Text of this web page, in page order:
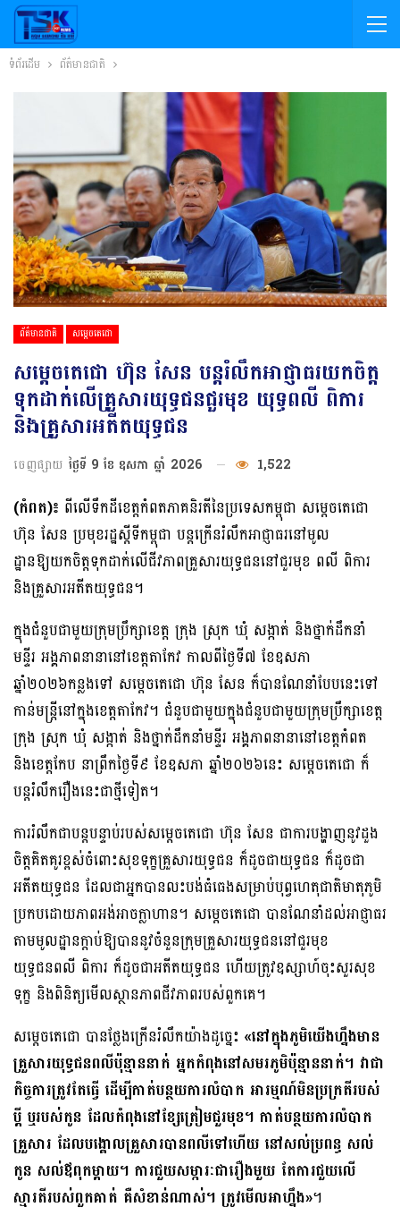
ទំព័រដើម ព័ត៌មានជាតិ
ព័ត៌មានជាតិ សម្តេចតេជោ
សម្តេចតេជោ ហ៊ុន សែន បន្តរំលឹកអាជ្ញាធរយកចិត្ត
ទុកដាក់លើគ្រួសារយុទ្ធជនជួរមុខ យុទ្ធពលី ពិការ
និងគ្រួសារអតីតយុទ្ធជន
ចេញផ្សាយ ថ្ងៃទី 9 ខែ ឧសភា ឆ្នាំ 2026 1,522
(កំពត)៖ ពីលើទឹកដីខេត្តកំពតភាគនិរតីនៃប្រទេសកម្ពុជា សម្តេចតេជោ
ហ៊ុន សែន ប្រ​មុខ​​​រដ្ឋស្តីទីកម្ពុជា បន្តក្រើនរំលឹកអាជ្ញាធរនៅមូល
ដ្ឋានឱ្យយកចិត្តទុកដាក់លើជីវភាព​គ្រួ​សារ​យុទ្ធជននៅជួរមុខ ពលី ពិការ
និងគ្រួសារអតីតយុទ្ធជន។
ក្នុងជំនួបជាមួយក្រុមប្រឹក្សាខេត្ត ក្រុង ស្រុក ឃុំ សង្កាត់ និងថ្នាក់ដឹកនាំ
មន្ទីរ អង្គភាព​នានានៅខេត្តតាកែវ កាលពីថ្ងៃទី៧ ខែឧសភា
ឆ្នាំ២០២៦កន្លងទៅ សម្តេចតេជោ ហ៊ុន សែន ក៏បានណែនាំបែបនេះទៅ
កាន់មន្ត្រីនៅក្នុងខេត្តតាកែវ។ ជំនួបជាមួយក្នុងជំនួប​ជា​មួយ​ក្រុមប្រឹក្សាខេត្ត
ក្រុង ស្រុក ឃុំ សង្កាត់ និងថ្នាក់ដឹកនាំមន្ទីរ អង្គភាព​នានានៅ​ខេត្ត​កំពត
និងខេត្តកែប នាព្រឹកថ្ងៃទី៩ ខែឧសភា ឆ្នាំ២០២៦នេះ សម្តេចតេជោ ក៏
បន្តរំលឹក​រឿងនេះជាថ្មីទៀត។
ការរំលឹកជាបន្តបន្ទាប់របស់សម្តេចតេជោ ហ៊ុន សែន ជាការបង្ហាញនូវដួង
ចិត្តគិតគូរ​ខ្ពស់​ចំពោះសុខទុក្ខគ្រួសារយុទ្ធជន ក៏ដូចជាយុទ្ធជន ក៏ដូចជា
អតីតយុទ្ធជន ដែលជាអ្នកបាន​លះ​បង់ធំធេងសម្រាប់បុព្វហេតុជាតិមាតុភូមិ
ប្រកបដោយភាពអង់អាចក្លាហាន។ សម្តេច​តេជោ បានណែនាំដល់អាជ្ញាធរ
តាមមូលដ្ឋានក្តាប់ឱ្យបាននូវចំនួនក្រុមគ្រួសារយុទ្ធ​ជន​នៅ​ជួរមុខ
យុទ្ធជនពលី ពិការ ក៏ដូចជាអតីតយុទ្ធជន ហើយត្រូវឧស្សាហ៍ចុះសួរសុខ
ទុក្ខ និង​ពិនិត្យមើលស្ថានភាពជីវភាពរបស់ពួកគេ។
សម្តេចតេជោ បានថ្លែងក្រើនរំលឹកយ៉ាងដូច្នេះ «នៅក្នុងភូមិយើងហ្នឹងមាន
គ្រួសារ​យុទ្ធជន​ពលីប៉ុន្មាននាក់ អ្នកកំពុងនៅសមរភូមិ​ប៉ុន្មាន​នាក់។ វាជា
កិច្ចការត្រូវតែធ្វើ ដើម្បីកាត់​បន្ថយ​ការលំបាក អារម្មណ៍មិនប្រក្រតីរបស់
ប្តី ឬរបស់កូន ដែលកំពុងនៅខ្សែត្រៀមជួរ​មុខ។ កាត់បន្ថយការលំបាក
គ្រួសារ ដែលបង្គោល​គ្រួសារបានពលីទៅហើយ នៅសល់​ប្រពន្ធ សល់
កូន សល់ឪពុកម្តាយ។ ការជួយសម្ភារៈ​ជារឿងមួយ តែការជួយលើ
ស្មារតី​របស់ពួកគាត់ គឺសំខាន់ណាស់។ ត្រូវ​មើល​អាហ្នឹង»។